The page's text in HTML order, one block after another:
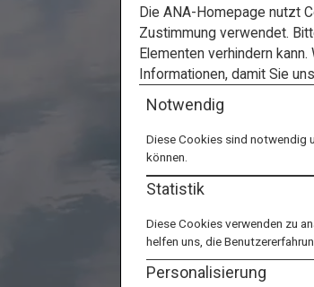
Die ANA-Homepage nutzt
Zustimmung verwendet.
Elementen verhindern
Informationen, damit Sie
Notwendig
Diese Cookies sind notwendig
können.
Statistik
Diese Cookies verwenden zu
helfen uns, die
Personalisierung